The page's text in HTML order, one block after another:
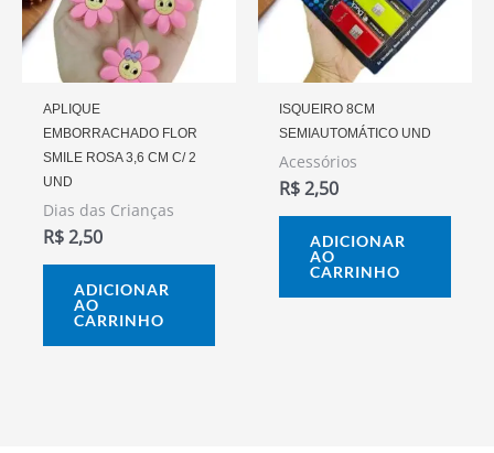
APLIQUE
EMBORRACHADO FLOR
SMILE ROSA 3,6 CM C/ 2
UND
Dias das Crianças
R$2,50
ADICIONAR
AO
CARRINHO
ISQUEIRO 8CM
SEMIAUTOMÁTICO UND
Acessórios
R$2,50
ADICIONAR
AO
CARRINHO